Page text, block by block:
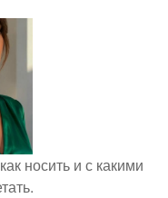
носить и с какими